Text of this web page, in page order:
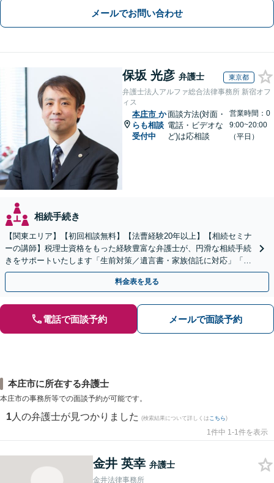
メールでお問い合わせ
保坂 光彦 弁護士 東京都
弁護士法人アルファ総合法律事務所 新宿オフ
ィス
本庄市 か
らも相談
受付中
面談方法(対面・
電話・ビデオな
ど)は応相談
営業時間：0
9:00~20:00
（平日）
相続手続き
【関東エリア】【初回相談無料】【法曹経験20年以上】【相続セミナ
ーの講師】税理士資格をもった経験豊富な弁護士が、円滑な相続手続
きをサポートいたします「生前対策／遺言書・家族信託に対応」「遺
産整理業務の代行あり」【電話相談】
料金表を見る
電話で面談予約 メールで面談予約
本庄市に所在する弁護士
本庄市の事務所等での面談予約が可能です。
1 人の弁護士が見つかりました (検索結果について詳しくは こちら)
1件中 1-1件を表示
金井 英幸 弁護士
金井法律事務所